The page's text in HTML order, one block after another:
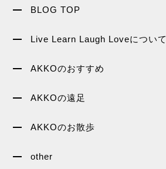
BLOG TOP
Live Learn Laugh Loveについて
AKKOのおすすめ
AKKOの遠足
AKKOのお散歩
other